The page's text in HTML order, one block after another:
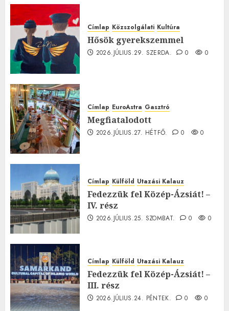
Címlap Közszolgálati Kultúra
Hősök gyerekszemmel
2026.JÚLIUS.29. SZERDA. 0 0
Címlap EuroAstra Gasztró
Megfiatalodott
2026.JÚLIUS.27. HÉTFŐ. 0 0
Címlap Külföld Utazási Kalauz
Fedezzük fel Közép-Ázsiát! –
IV. rész
2026.JÚLIUS.25. SZOMBAT. 0 0
Címlap Külföld Utazási Kalauz
Fedezzük fel Közép-Ázsiát! –
III. rész
2026.JÚLIUS.24. PÉNTEK. 0 0